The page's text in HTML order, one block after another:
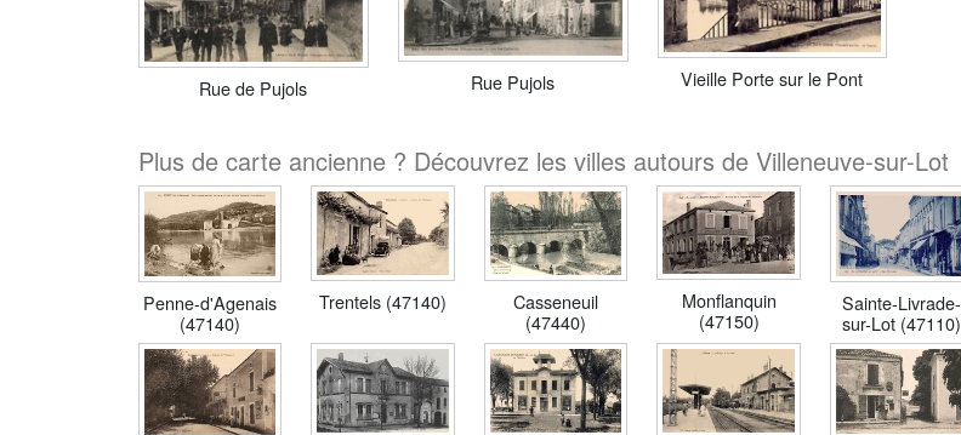
Rue de Pujols Rue Pujols Vieille Porte sur le Pont
Plus de carte ancienne ? Découvrez les villes autours de Villeneuve-sur-Lot
Penne-d'Agenais
(47140)
Trentels (47140)
Casseneuil
(47440)
Monflanquin
(47150)
Sainte-Livrade-
sur-Lot (47110)